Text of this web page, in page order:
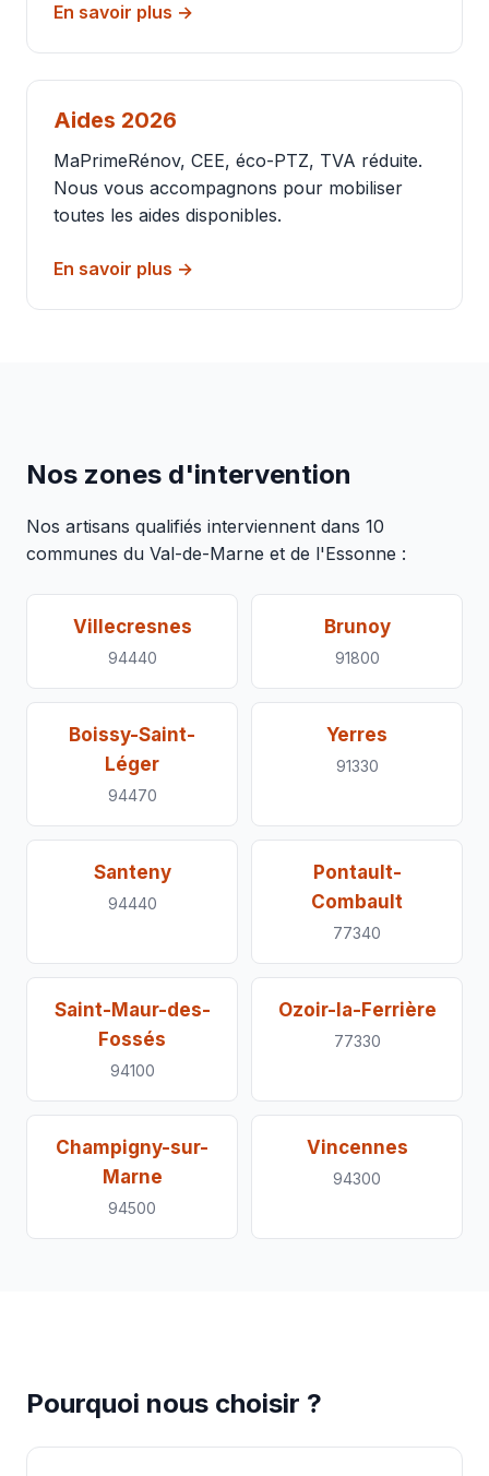
En savoir plus →
Aides 2026
MaPrimeRénov, CEE, éco-PTZ, TVA réduite.
Nous vous accompagnons pour mobiliser
toutes les aides disponibles.
En savoir plus →
Nos zones d'intervention
Nos artisans qualifiés interviennent dans 10
communes du Val-de-Marne et de l'Essonne :
Villecresnes
94440
Brunoy
91800
Boissy-Saint-
Léger
94470
Yerres
91330
Santeny
94440
Pontault-
Combault
77340
Saint-Maur-des-
Fossés
94100
Ozoir-la-Ferrière
77330
Champigny-sur-
Marne
94500
Vincennes
94300
Pourquoi nous choisir ?